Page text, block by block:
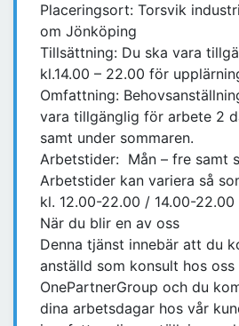
Placeringsort: Torsvik
om Jönköping
Tillsättning: Du ska vara
kl.14.00 – 22.00 för
Omfattning:
vara tillgänglig för arbete 2
samt under sommaren.
Arbetstider: Mån – fre samt
Arbetstider kan variera så
kl. 12.00-22.00 / 14.00-22.00
När du blir en av oss
Denna tjänst innebär att du
anställd som konsult hos oss
OnePartnerGroup och du
dina arbetsdagar hos vår